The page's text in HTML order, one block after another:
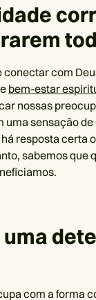
conectar com
bem-estar
nossas
uma sensação
resposta certa
sabemos
com a forma